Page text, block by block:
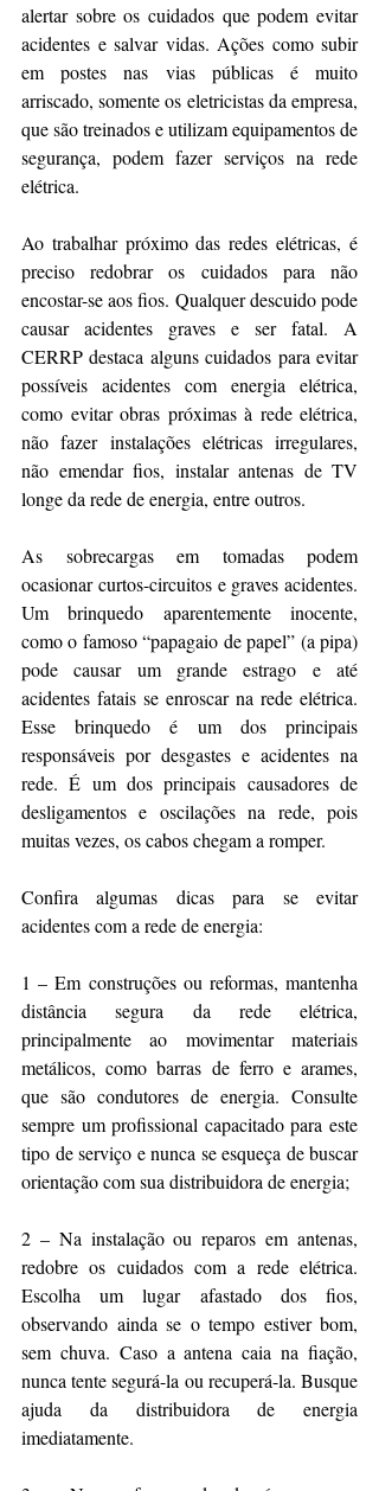
alertar sobre os cuidados que podem evitar
acidentes e salvar vidas. Ações como subir
em postes nas vias públicas é muito
arriscado, somente os eletricistas da empresa,
que são treinados e utilizam equipamentos de
segurança, podem fazer serviços na rede
elétrica.
Ao trabalhar próximo das redes elétricas, é
preciso redobrar os cuidados para não
encostar-se aos fios. Qualquer descuido pode
causar acidentes graves e ser fatal. A
CERRP destaca alguns cuidados para evitar
possíveis acidentes com energia elétrica,
como evitar obras próximas à rede elétrica,
não fazer instalações elétricas irregulares,
não emendar fios, instalar antenas de TV
longe da rede de energia, entre outros.
As sobrecargas em tomadas podem
ocasionar curtos-circuitos e graves acidentes.
Um brinquedo aparentemente inocente,
como o famoso “papagaio de papel” (a pipa)
pode causar um grande estrago e até
acidentes fatais se enroscar na rede elétrica.
Esse brinquedo é um dos principais
responsáveis por desgastes e acidentes na
rede. É um dos principais causadores de
desligamentos e oscilações na rede, pois
muitas vezes, os cabos chegam a romper.
Confira algumas dicas para se evitar
acidentes com a rede de energia:
1 – Em construções ou reformas, mantenha
distância segura da rede elétrica,
principalmente ao movimentar materiais
metálicos, como barras de ferro e arames,
que são condutores de energia. Consulte
sempre um profissional capacitado para este
tipo de serviço e nunca se esqueça de buscar
orientação com sua distribuidora de energia;
2 – Na instalação ou reparos em antenas,
redobre os cuidados com a rede elétrica.
Escolha um lugar afastado dos fios,
observando ainda se o tempo estiver bom,
sem chuva. Caso a antena caia na fiação,
nunca tente segurá-la ou recuperá-la. Busque
ajuda da distribuidora de energia
imediatamente.